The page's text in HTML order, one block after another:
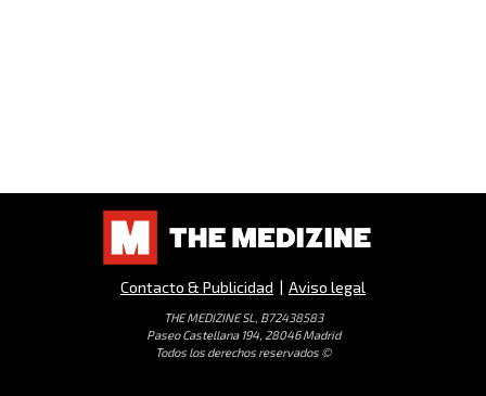
Contacto & Publicidad | Aviso legal
THE MEDIZINE SL, B72438583
Paseo Castellana 194, 28046 Madrid
Todos los derechos reservados ©